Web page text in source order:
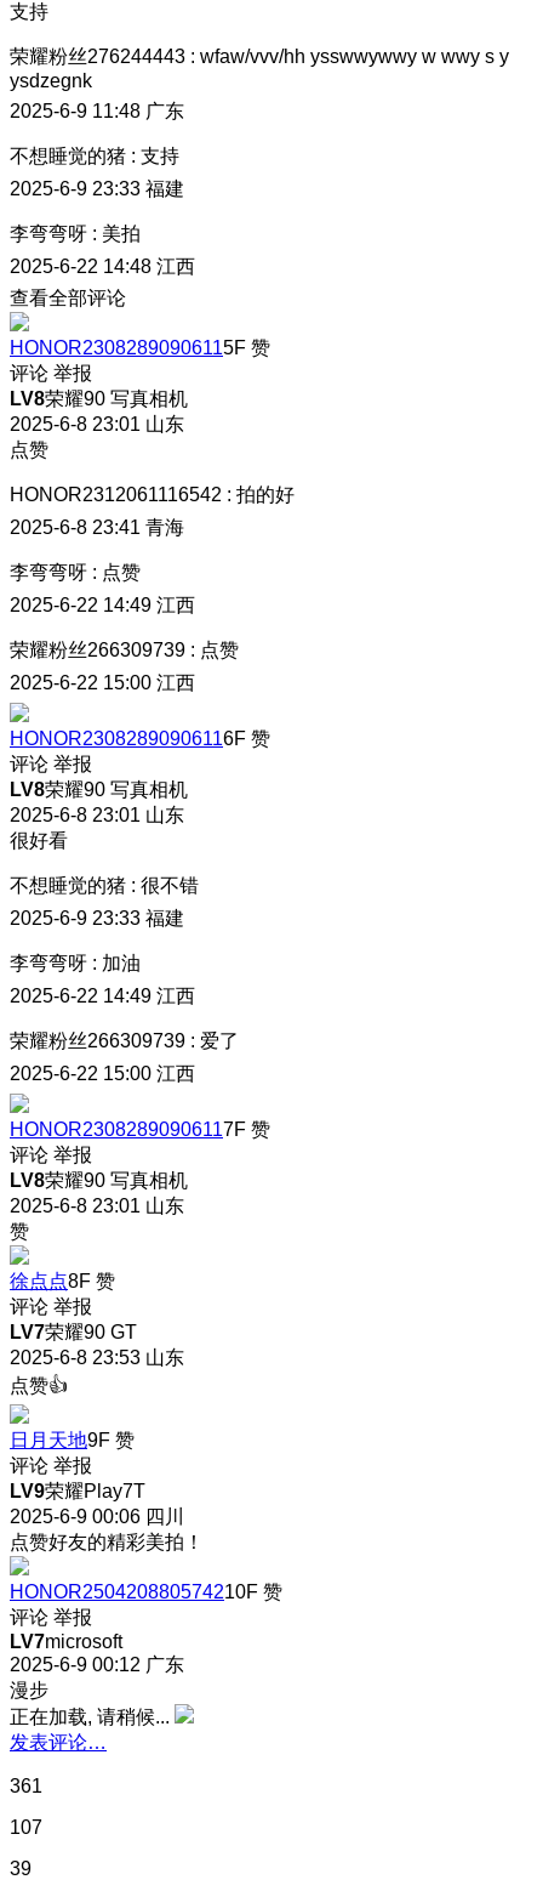
支持
荣耀粉丝276244443 : wfaw/vvv/hh ysswwywwy w wwy s y
ysdzegnk
2025-6-9 11:48 广东
不想睡觉的猪 : 支持
2025-6-9 23:33 福建
李弯弯呀 : 美拍
2025-6-22 14:48 江西
查看全部评论
HONOR23082890906115F 赞
评论 举报
LV8荣耀90 写真相机
2025-6-8 23:01 山东
点赞
HONOR2312061116542 : 拍的好
2025-6-8 23:41 青海
李弯弯呀 : 点赞
2025-6-22 14:49 江西
荣耀粉丝266309739 : 点赞
2025-6-22 15:00 江西
HONOR23082890906116F 赞
评论 举报
LV8荣耀90 写真相机
2025-6-8 23:01 山东
很好看
不想睡觉的猪 : 很不错
2025-6-9 23:33 福建
李弯弯呀 : 加油
2025-6-22 14:49 江西
荣耀粉丝266309739 : 爱了
2025-6-22 15:00 江西
HONOR23082890906117F 赞
评论 举报
LV8荣耀90 写真相机
2025-6-8 23:01 山东
赞
徐点点8F 赞
评论 举报
LV7荣耀90 GT
2025-6-8 23:53 山东
点赞👍
日月天地9F 赞
评论 举报
LV9荣耀Play7T
2025-6-9 00:06 四川
点赞好友的精彩美拍！
HONOR250420880574210F 赞
评论 举报
LV7microsoft
2025-6-9 00:12 广东
漫步
正在加载, 请稍候...
发表评论…
361
107
39